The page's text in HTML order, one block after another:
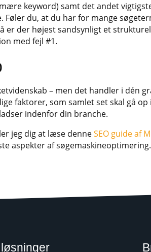
keyword) samt det andet
du, at du har for mange
er der højest sandsynligt et
med fejl #1.
– men det handler i dén
faktorer, som samlet set skal gå op
indenfor din branche.
jeg dig at læse denneSEO guide af
aspekter af søgemaskineoptimering.